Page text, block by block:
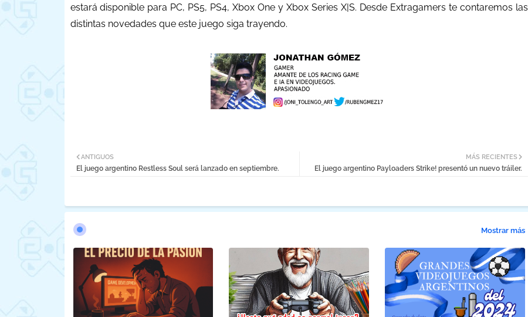
estará disponible para PC, PS5, PS4, Xbox One y Xbox Series X|S. Desde Extragamers te contaremos las
distintas novedades que este juego siga trayendo.
MÁS RECIENTES
El juego argentino Payloaders Strike! presentó un nuevo tráiler.
ANTIGUOS
El juego argentino Restless Soul será lanzado en septiembre.
Mostrar más